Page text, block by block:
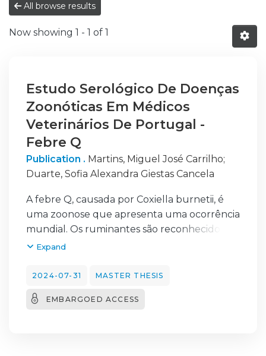
All browse results
Now showing 1 - 1 of 1
Estudo Serológico De Doenças
Zoonóticas Em Médicos
Veterinários De Portugal -
Febre Q
Publication . Martins, Miguel José Carrilho;
Duarte, Sofia Alexandra Giestas Cancela
A febre Q, causada por Coxiella burnetii, é
uma zoonose que apresenta uma ocorrência
mundial. Os ruminantes são reconhecidos
como importantes fontes de infeção,
infetados eliminar o agente através de
animais,
Expand
2024-07-31 MASTER THESIS
EMBARGOED ACCESS